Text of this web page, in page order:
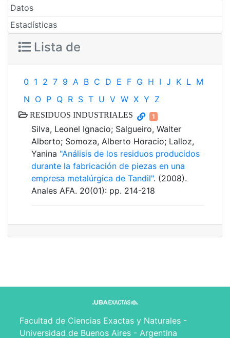
Datos
Estadísticas
Lista de
0 1 2 7 9 A B C D E F G H I J K L M
N O P Q R S T U V W X Y Z
RESIDUOS INDUSTRIALES 1
Silva, Leonel Ignacio; Salgueiro, Walter
Alberto; Somoza, Alberto Horacio; Lalloz,
Yanina "Análisis de los residuos producidos
durante la fabricación de piezas en una
empresa metalúrgica de Tandil". (2008).
Anales AFA. 20(01): pp. 214-218
Facultad de Ciencias Exactas y Naturales -
Universidad de Buenos Aires - Argentina